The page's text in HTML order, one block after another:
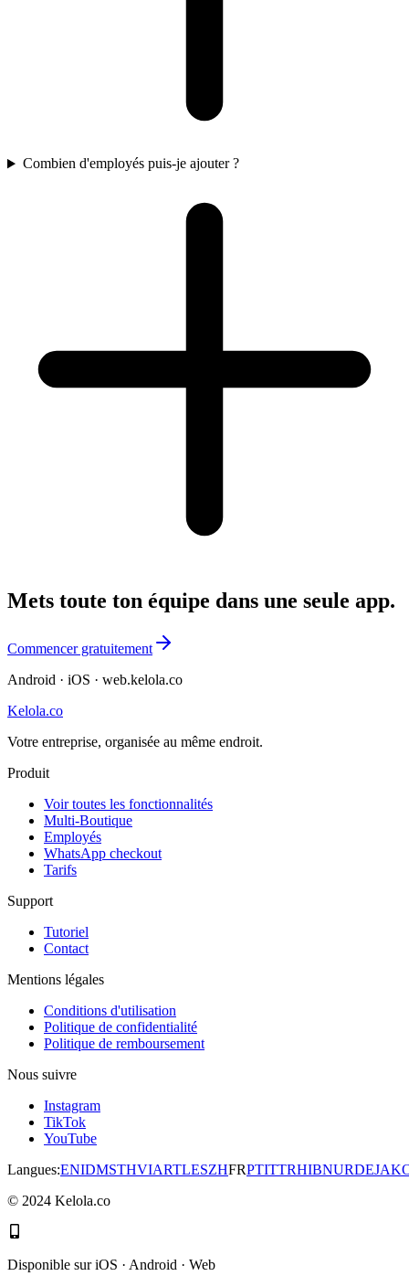
Combien d'employés puis-je ajouter ?
Mets toute ton équipe dans une seule app.
Commencer gratuitement
Android · iOS · web.kelola.co
Kelola.co
Votre entreprise, organisée au même endroit.
Produit
Voir toutes les fonctionnalités
Multi-Boutique
Employés
WhatsApp checkout
Tarifs
Support
Tutoriel
Contact
Mentions légales
Conditions d'utilisation
Politique de confidentialité
Politique de remboursement
Nous suivre
Instagram
TikTok
YouTube
Langues:ENIDMSTHVIARTLESZHFRPTITTRHIBNURDEJA
© 2024 Kelola.co
Disponible sur iOS · Android · Web